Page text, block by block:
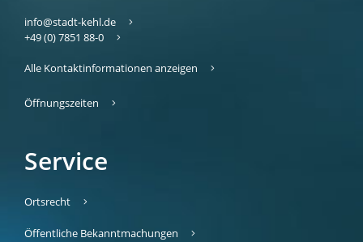
info@stadt-kehl.de
+49 (0) 7851 88-0
Alle Kontaktinformationen anzeigen
Öffnungszeiten
Service
Ortsrecht
Öffentliche Bekanntmachungen